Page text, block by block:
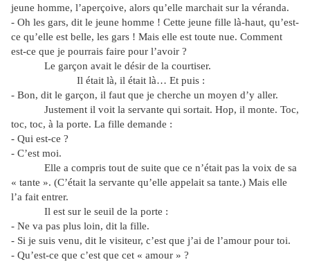
jeune homme, l’aperçoive, alors qu’elle marchait sur la véranda.
- Oh les gars, dit le jeune homme ! Cette jeune fille là-haut, qu’est-
ce qu’elle est belle, les gars ! Mais elle est toute nue. Comment
est-ce que je pourrais faire pour l’avoir ?
Le garçon avait le désir de la courtiser.
Il était là, il était là… Et puis :
- Bon, dit le garçon, il faut que je cherche un moyen d’y aller.
Justement il voit la servante qui sortait. Hop, il monte. Toc,
toc, toc, à la porte. La fille demande :
- Qui est-ce ?
- C’est moi.
Elle a compris tout de suite que ce n’était pas la voix de sa
« tante ». (C’était la servante qu’elle appelait sa tante.) Mais elle
l’a fait entrer.
Il est sur le seuil de la porte :
- Ne va pas plus loin, dit la fille.
- Si je suis venu, dit le visiteur, c’est que j’ai de l’amour pour toi.
- Qu’est-ce que c’est que cet « amour » ?